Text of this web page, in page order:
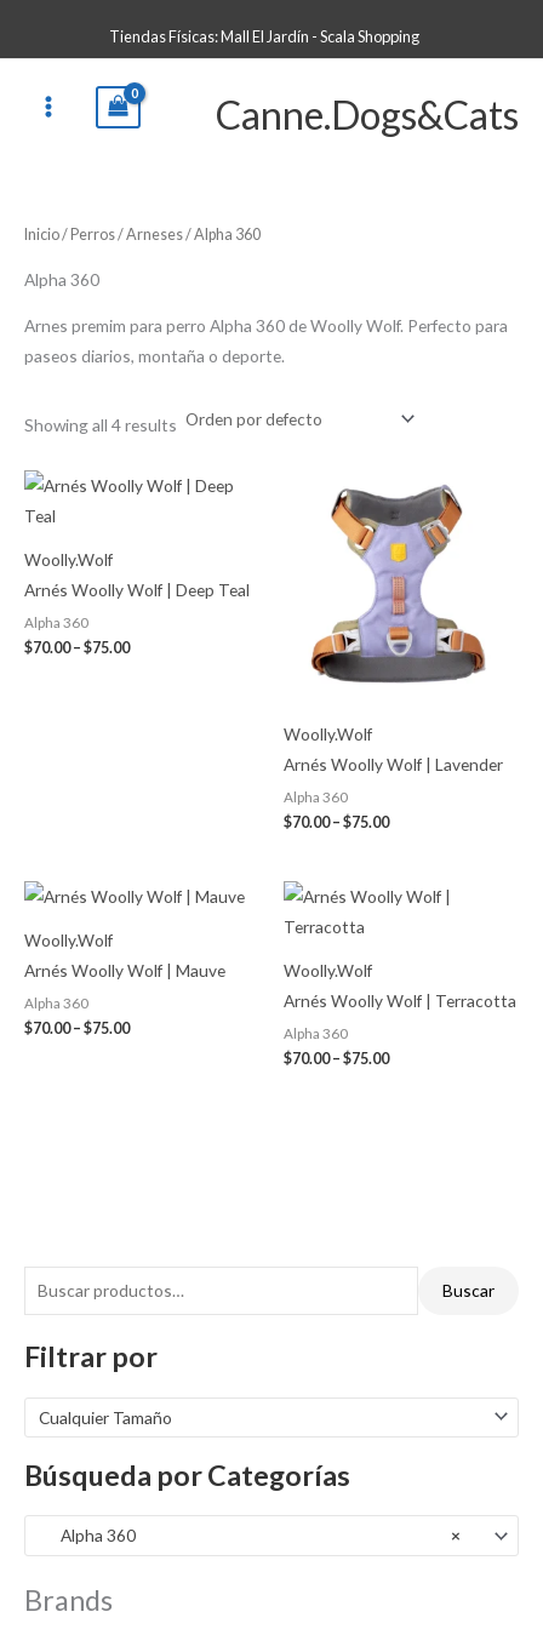
Tiendas Físicas: Mall El Jardín - Scala Shopping
Canne.Dogs&Cats
o
r
Buscar
Filtrar por
Cualquier Tamaño
Búsqueda por Categorías
×
Alpha 360
Brands
Inicio/ Perros/Arneses/ Alpha 360
Alpha 360
Arnes premim para perro Alpha 360 de Woolly Wolf. Perfecto para
paseos diarios, montaña o deporte.
Showing all 4 results
Woolly.Wolf
Arnés Woolly Wolf | Deep Teal
Alpha 360
$70.00 – $75.00
Price
range:
Woolly.Wolf
Arnés Woolly Wolf | Lavender
Alpha 360
$70.00 – $75.00
range:
$70.00
through
$75.00
Woolly.Wolf
Arnés Woolly Wolf | Mauve
Alpha 360
$70.00 – $75.00
Price
range:
$75.00
Woolly.Wolf
Arnés Woolly Wolf | Terracotta
Alpha 360
$70.00 – $75.00
Price
range: